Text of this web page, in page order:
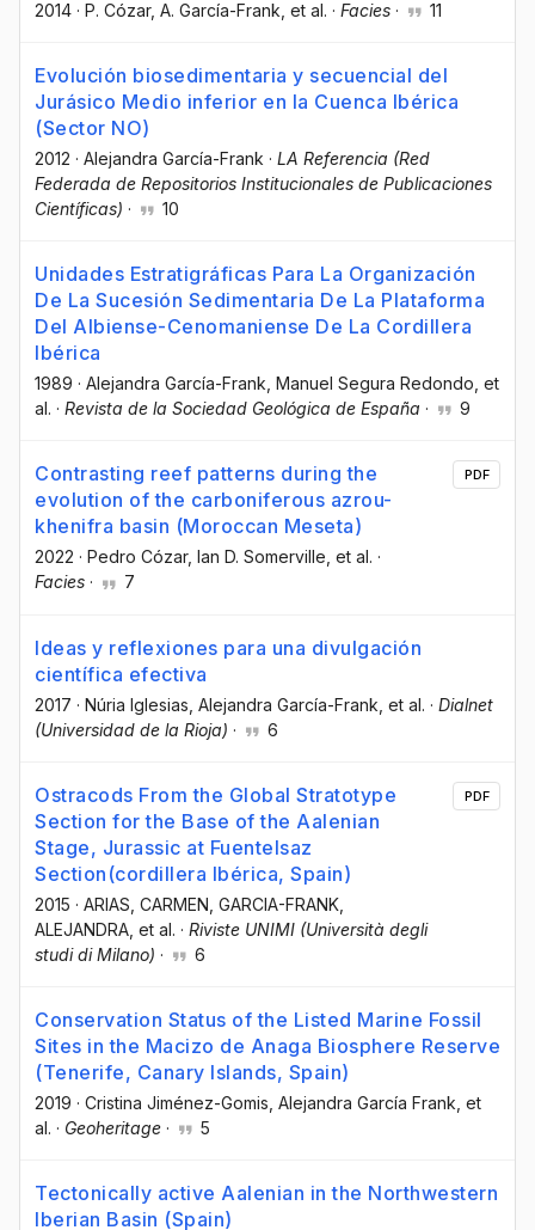
2014 · P. Cózar, A. García-Frank , et al. · Facies · 11
Evolución biosedimentaria y secuencial del
Jurásico Medio inferior en la Cuenca Ibérica
(Sector NO)
2012 · Alejandra García-Frank · LA Referencia (Red
Federada de Repositorios Institucionales de Publicaciones
Científicas) · 10
Unidades Estratigráficas Para La Organización
De La Sucesión Sedimentaria De La Plataforma
Del Albiense-Cenomaniense De La Cordillera
Ibérica
1989 · Alejandra García-Frank , Manuel Segura Redondo , et
al. · Revista de la Sociedad Geológica de España · 9
Contrasting reef patterns during the
evolution of the carboniferous azrou-
khenifra basin (Moroccan Meseta)
2022 · Pedro Cózar, Ian D. Somerville , et al. ·
Facies · 7
PDF
Ideas y reflexiones para una divulgación
científica efectiva
2017 · Núria Iglesias , Alejandra García-Frank , et al. · Dialnet
(Universidad de la Rioja) · 6
Ostracods From the Global Stratotype
Section for the Base of the Aalenian
Stage, Jurassic at Fuentelsaz
Section(cordillera Ibérica, Spain)
2015 · ARIAS, CARMEN , GARCIA-FRANK,
ALEJANDRA , et al. · Riviste UNIMI (Università degli
studi di Milano) · 6
PDF
Conservation Status of the Listed Marine Fossil
Sites in the Macizo de Anaga Biosphere Reserve
(Tenerife, Canary Islands, Spain)
2019 · Cristina Jiménez-Gomis , Alejandra García Frank , et
al. · Geoheritage · 5
Tectonically active Aalenian in the Northwestern
Iberian Basin (Spain)